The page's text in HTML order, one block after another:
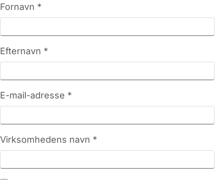
Fornavn *
Efternavn *
E-mail-adresse *
Virksomhedens navn *